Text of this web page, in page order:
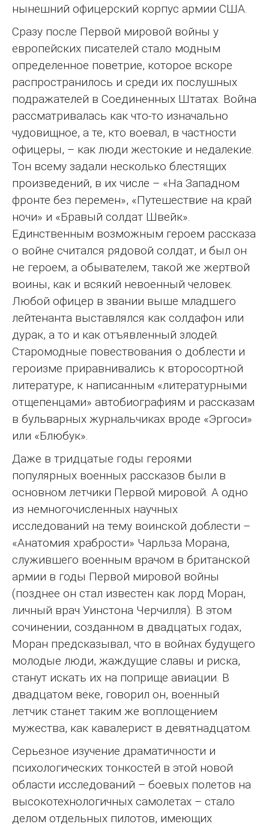
нынешний офицерский корпус армии США.
Сразу после Первой мировой войны у
европейских писателей стало модным
определенное поветрие, которое вскоре
распространилось и среди их послушных
подражателей в Соединенных Штатах. Война
рассматривалась как что-то изначально
чудовищное, а те, кто воевал, в частности
офицеры, – как люди жестокие и недалекие.
Тон всему задали несколько блестящих
произведений, в их числе – «На Западном
фронте без перемен», «Путешествие на край
ночи» и «Бравый солдат Швейк».
Единственным возможным героем рассказа
о войне считался рядовой солдат, и был он
не героем, а обывателем, такой же жертвой
воины, как и всякий невоенный человек.
Любой офицер в звании выше младшего
лейтенанта выставлялся как солдафон или
дурак, а то и как отъявленный злодей.
Старомодные повествования о доблести и
героизме приравнивались к второсортной
литературе, к написанным «литературными
отщепенцами» автобиографиям и рассказам
в бульварных журнальчиках вроде «Эргоси»
или «Блюбук».
Даже в тридцатые годы героями
популярных военных рассказов были в
основном летчики Первой мировой. А одно
из немногочисленных научных
исследований на тему воинской доблести –
«Анатомия храбрости» Чарльза Морана,
служившего военным врачом в британской
армии в годы Первой мировой войны
(позднее он стал известен как лорд Моран,
личный врач Уинстона Черчилля). В этом
сочинении, созданном в двадцатых годах,
Моран предсказывал, что в войнах будущего
молодые люди, жаждущие славы и риска,
станут искать их на поприще авиации. В
двадцатом веке, говорил он, военный
летчик станет таким же воплощением
мужества, как кавалерист в девятнадцатом.
Серьезное изучение драматичности и
психологических тонкостей в этой новой
области исследований – боевых полетов на
высокотехнологичных самолетах – стало
делом отдельных пилотов, имеющих